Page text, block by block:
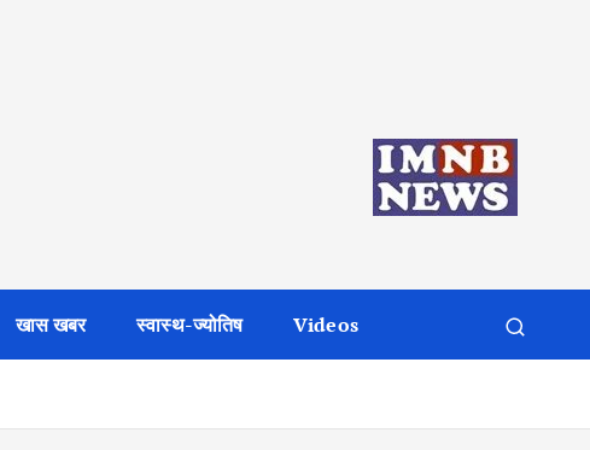
खास खबर स्वास्थ-ज्योतिष Videos